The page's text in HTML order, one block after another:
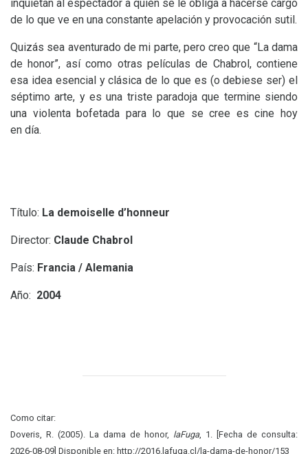
inquietan al espectador a quién se le obliga a hacerse cargo
de lo que ve en una constante apelación y provocación sutil.
Quizás sea aventurado de mi parte, pero creo que “La dama
de honor”, así como otras películas de Chabrol, contiene
esa idea esencial y clásica de lo que es (o debiese ser) el
séptimo arte, y es una triste paradoja que termine siendo
una violenta bofetada para lo que se cree es cine hoy
en día.
Título: La demoiselle d’honneur
Director: Claude Chabrol
País: Francia / Alemania
Año: 2004
Como citar:
Doveris, R. (2005). La dama de honor, laFuga, 1. [Fecha de consulta:
2026-08-09] Disponible en: http://2016.lafuga.cl/la-dama-de-honor/153